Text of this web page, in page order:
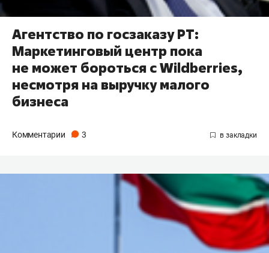
Агентство по госзаказу РТ:
Маркетинговый центр пока
не может бороться с Wildberries,
несмотря на выручку малого
бизнеса
Комментарии 3